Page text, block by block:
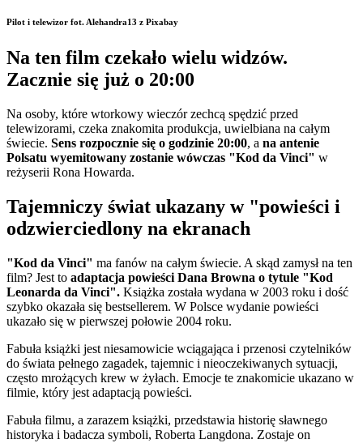
Pilot i telewizor fot. Alehandra13 z Pixabay
Na ten film czekało wielu widzów.
Zacznie się już o 20:00
Na osoby, które wtorkowy wieczór zechcą spędzić przed
telewizorami, czeka znakomita produkcja, uwielbiana na całym
świecie. Sens rozpocznie się o godzinie 20:00, a na antenie
Polsatu wyemitowany zostanie wówczas "Kod da Vinci" w
reżyserii Rona Howarda.
Tajemniczy świat ukazany w "powieści i
odzwierciedlony na ekranach
"Kod da Vinci" ma fanów na całym świecie. A skąd zamysł na ten
film? Jest to adaptacja powieści Dana Browna o tytule "Kod
Leonarda da Vinci". Książka została wydana w 2003 roku i dość
szybko okazała się bestsellerem. W Polsce wydanie powieści
ukazało się w pierwszej połowie 2004 roku.
Fabuła książki jest niesamowicie wciągająca i przenosi czytelników
do świata pełnego zagadek, tajemnic i nieoczekiwanych sytuacji,
często mrożących krew w żyłach. Emocje te znakomicie ukazano w
filmie, który jest adaptacją powieści.
Fabuła filmu, a zarazem książki, przedstawia historię sławnego
historyka i badacza symboli, Roberta Langdona. Zostaje on